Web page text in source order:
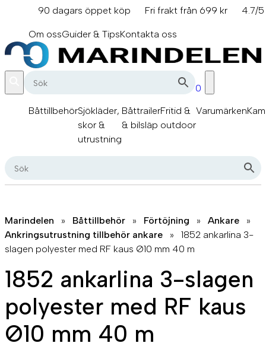
innehåll
90 dagars öppet köp Fri frakt från 699 kr
4.7/
Om ossGuider & TipsKontakta oss
0
BåttillbehörSjökläder,
skor &
utrustning
Båttrailer
& bilsläp
Fritid &
outdoor
Varumärken
Marindelen » Båttillbehör » Förtöjning » Ankare
»
Ankringsutrustning tillbehör ankare
»
1852 ankarlina 3-
slagen polyester med RF kaus Ø10 mm 40 m
1852 ankarlina 3-slagen
polyester med RF kaus
Ø10 mm 40 m